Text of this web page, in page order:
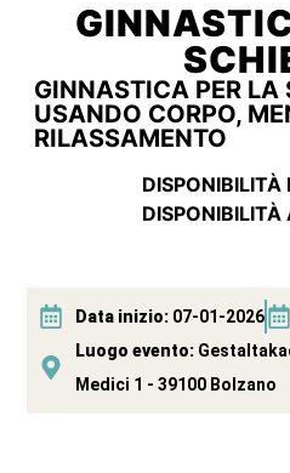
GINNASTICA PER LA
USANDO CORPO,
RILASSAMENTO
DISPONIBILITÀ
Data inizio: 07-01-2026
Luogo evento:
Medici 1 - 39100 Bolzano